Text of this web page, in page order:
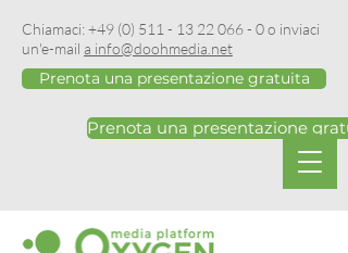
Chiamaci:+49 (0) 511 - 13 22 066 - 0o inviaci
un'e-mail a info@doohmedia.net
Prenota una presentazione gratuita
Prenota una presentazione